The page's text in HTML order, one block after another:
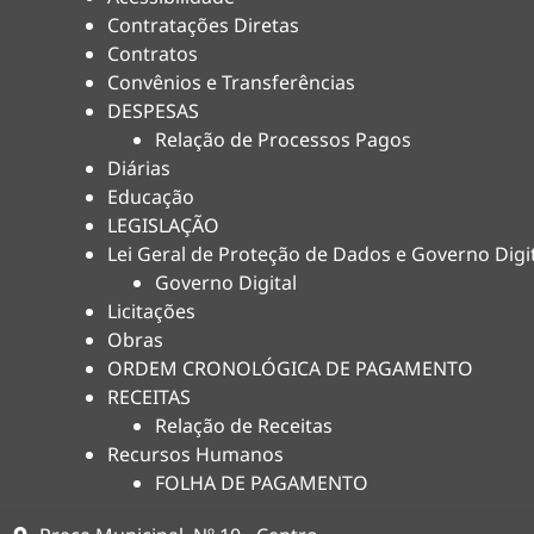
Contratações Diretas
Contratos
Convênios e Transferências
DESPESAS
Relação de Processos Pagos
Diárias
Educação
LEGISLAÇÃO
Lei Geral de Proteção de Dados e Governo
Governo Digital
Licitações
Obras
ORDEM CRONOLÓGICA DE PAGAMENTO
RECEITAS
Relação de Receitas
Recursos Humanos
FOLHA DE PAGAMENTO